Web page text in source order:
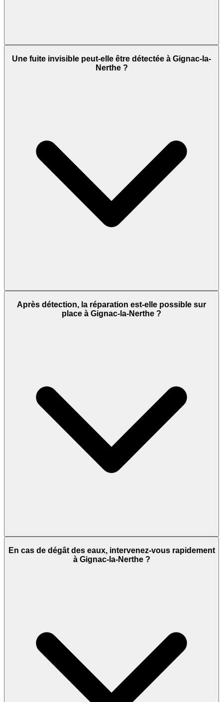
Une fuite invisible peut-elle être détectée à Gignac-la-
Nerthe ?
Après détection, la réparation est-elle possible sur
place à Gignac-la-Nerthe ?
En cas de dégât des eaux, intervenez-vous rapidement
à Gignac-la-Nerthe ?